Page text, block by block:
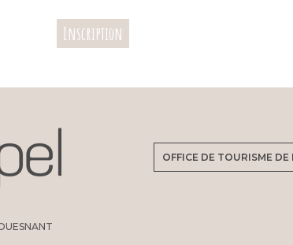
Inscription
OFFICE DE TOURISME